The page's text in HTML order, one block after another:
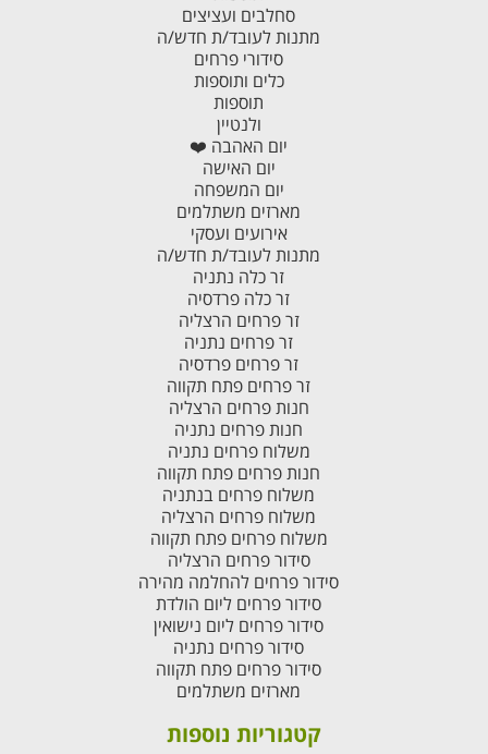
סחלבים ועציצים
מתנות לעובד/ת חדש/ה
סידורי פרחים
כלים ותוספות
תוספות
ולנטיין
יום האהבה ❤️
יום האישה
יום המשפחה
מארזים משתלמים
אירועים ועסקי
מתנות לעובד/ת חדש/ה
זר כלה נתניה
זר כלה פרדסיה
זר פרחים הרצליה
זר פרחים נתניה
זר פרחים פרדסיה
זר פרחים פתח תקווה
חנות פרחים הרצליה
חנות פרחים נתניה
משלוח פרחים נתניה
חנות פרחים פתח תקווה
משלוח פרחים בנתניה
משלוח פרחים הרצליה
משלוח פרחים פתח תקווה
סידור פרחים הרצליה
סידור פרחים להחלמה מהירה
סידור פרחים ליום הולדת
סידור פרחים ליום נישואין
סידור פרחים נתניה
סידור פרחים פתח תקווה
מארזים משתלמים
קטגוריות נוספות